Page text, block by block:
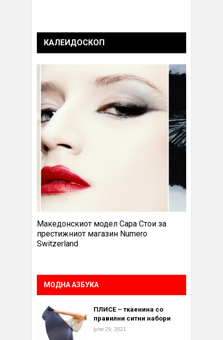
КАЛЕИДОСКОП
Македонскиот модел Сара Стои за
престижниот магазин Numero
Switzerland
МОДНА АЗБУКА
ПЛИСЕ – ткаенина со
правилни ситни набори
јули 29, 2021